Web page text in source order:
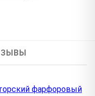
фарфоровый